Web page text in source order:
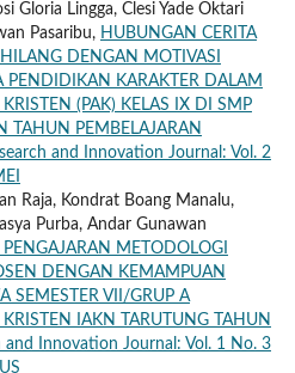
Gloria Lingga, Clesi Yade Oktari
Pasaribu, HUBUNGAN CERITA
DENGAN MOTIVASI
PENDIDIKAN KARAKTER DALAM
(PAK) KELAS IX DI SMP
TAHUN PEMBELAJARAN
and Innovation Journal: Vol. 2
Raja, Kondrat Boang Manalu,
Purba, Andar Gunawan
METODOLOGI
DENGAN KEMAMPUAN
SEMESTER VII/GRUP A
IAKN TARUTUNG TAHUN
and Innovation Journal: Vol. 1 No. 3